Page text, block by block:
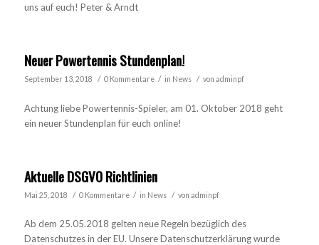
uns auf euch! Peter & Arndt
Neuer Powertennis Stundenplan!
September 13, 2018 / 0 Kommentare / in News / von adminpf
Achtung liebe Powertennis-Spieler, am 01. Oktober 2018 geht
ein neuer Stundenplan für euch online!
Aktuelle DSGVO Richtlinien
Mai 25, 2018 / 0 Kommentare / in News / von adminpf
Ab dem 25.05.2018 gelten neue Regeln bezüglich des
Datenschutzes in der EU. Unsere Datenschutzerklärung wurde